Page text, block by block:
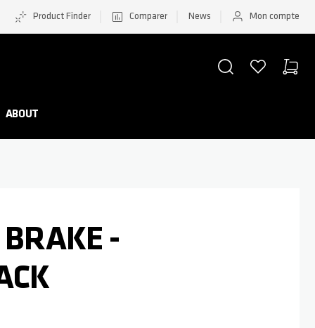
Product Finder Comparer News Mon compte
ABOUT
CHERCHERLISTE D'ACHATS
PANIER
-